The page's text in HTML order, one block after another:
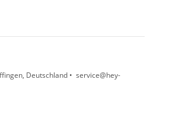
Deutschland • service@hey-